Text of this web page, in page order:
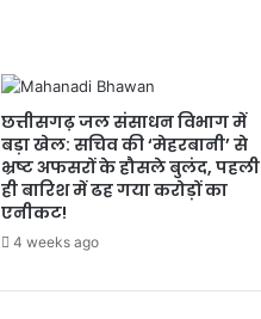
छत्तीसगढ़ जल संसाधन विभाग में
बड़ा खेल: सचिव की ‘मेहरबानी’ से
भ्रष्ट अफसरों के हौसले बुलंद, पहली
ही बारिश में ढह गया करोड़ों का
एनीकट!
4 weeks ago